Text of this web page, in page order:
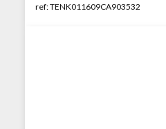
ref: TENK011609CA903532